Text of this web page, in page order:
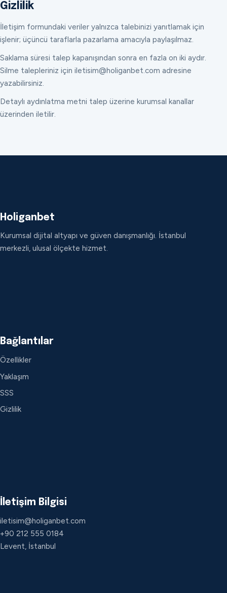
Gizlilik
İletişim formundaki veriler yalnızca talebinizi yanıtlamak için
işlenir; üçüncü taraflarla pazarlama amacıyla paylaşılmaz.
Saklama süresi talep kapanışından sonra en fazla on iki aydır.
Silme talepleriniz için iletisim@holiganbet.com adresine
yazabilirsiniz.
Detaylı aydınlatma metni talep üzerine kurumsal kanallar
üzerinden iletilir.
Holiganbet
Kurumsal dijital altyapı ve güven danışmanlığı. İstanbul
merkezli, ulusal ölçekte hizmet.
Bağlantılar
Özellikler
Yaklaşım
SSS
Gizlilik
İletişim Bilgisi
iletisim@holiganbet.com
+90 212 555 0184
Levent, İstanbul